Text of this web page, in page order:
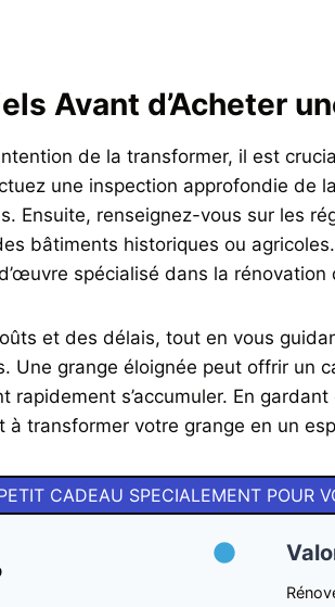
Avant d’Acheter
de la transformer, il est
une inspection approfondie
Ensuite, renseignez-vous sur les
bâtiments historiques ou
spécialisé dans la rénovation
et des délais, tout en vous
Une grange éloignée peut offrir un
s’accumuler. En
à transformer votre grange en un
CADEAU SPECIALEMENT POUR